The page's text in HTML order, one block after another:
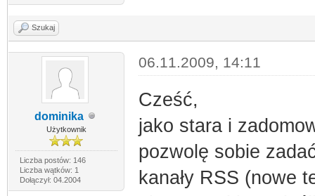
Szukaj
dominika
Użytkownik
Liczba postów: 146
Liczba wątków: 1
Dołączył: 04.2004
06.11.2009, 14:11
Cześć,
jako stara i
pozwolę sobie
kanały RSS (nowe